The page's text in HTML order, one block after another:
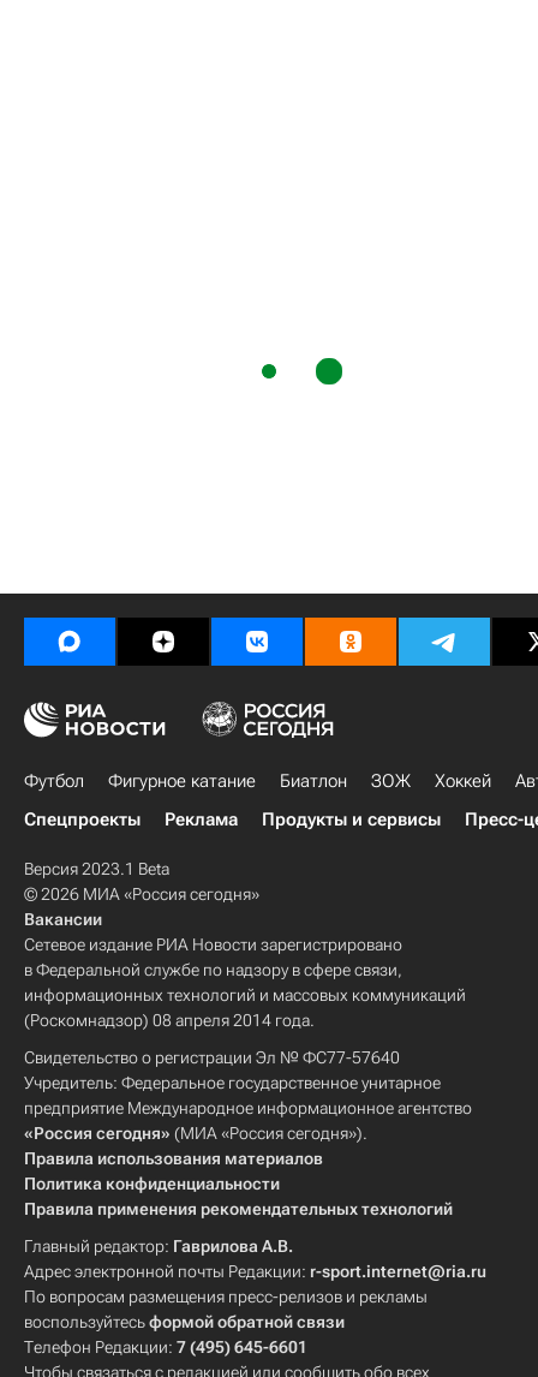
Футбол Фигурное катание Биатлон ЗОЖ Хоккей
Спецпроекты
Реклама Продукты и сервисы Пресс-
Версия 2023.1 Beta
© 2026 МИА «Россия сегодня»
Вакансии
Сетевое издание РИА Новости зарегистрировано
в Федеральной службе по надзору в сфере связи,
информационных технологий и массовых коммуникаций
(Роскомнадзор) 08 апреля 2014 года.
Свидетельство о регистрации Эл № ФС77-57640
Учредитель: Федеральное государственное унитарное
предприятие Международное информационное агентство
«Россия сегодня» (МИА «Россия сегодня»).
Правила использования материалов
Политика конфиденциальности
Правила применения рекомендательных технологий
Главный редактор: Гаврилова А.В.
Адрес электронной почты Редакции: r-sport.internet@ria.ru
По вопросам размещения пресс-релизов и рекламы
воспользуйтесьформой обратной связи
Телефон Редакции: 7 (495) 645-6601
Чтобы связаться с редакцией или сообщить обо всех